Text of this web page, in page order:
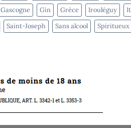
Gascogne Gin Grèce Irouléguy
Saint-Joseph Sans alcool Spiritueux